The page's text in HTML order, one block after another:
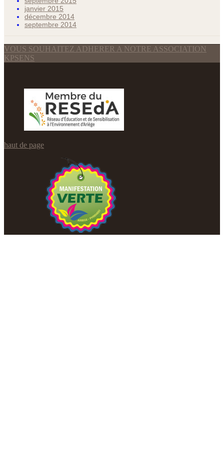
janvier 2015
décembre 2014
septembre 2014
VOUS SOUHAITEZ ADHERER A NOTRE ASSOCIATION
KPSENS
haut de page